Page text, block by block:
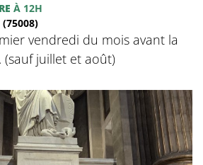
À 12H
(75008)
vendredi du mois avant la
(sauf juillet et août)